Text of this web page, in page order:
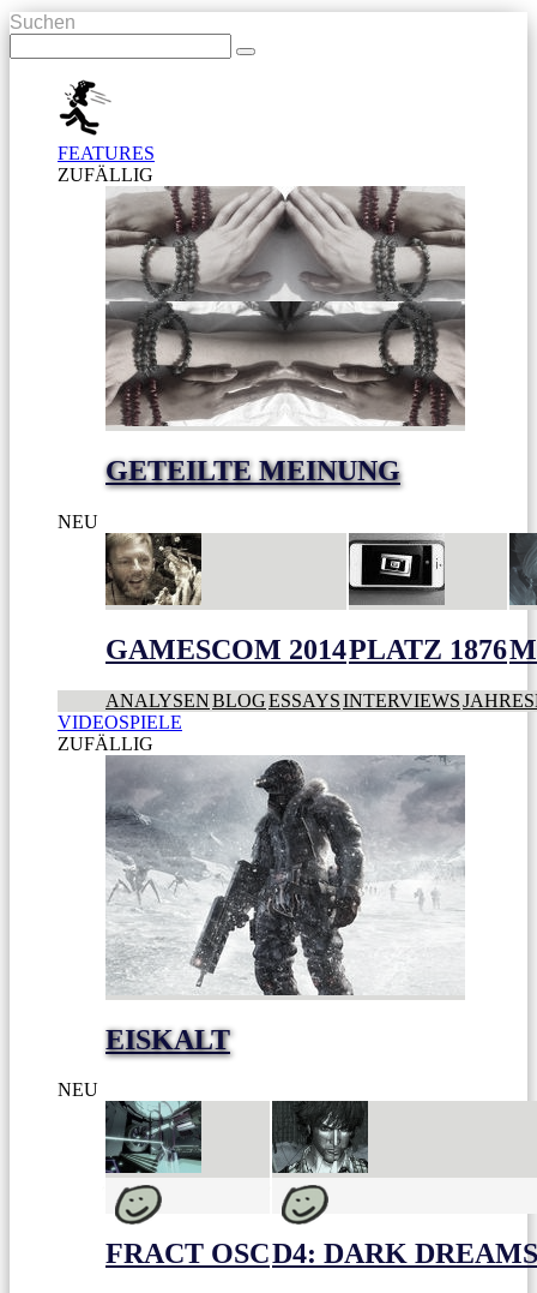
Suchen
FEATURES
ZUFÄLLIG
GETEILTE MEINUNG
NEU
GAMESCOM 2014PLATZ 1876
ANALYSENBLOGESSAYSINTERVIEWS
VIDEOSPIELE
ZUFÄLLIG
EISKALT
NEU
FRACT OSCD4: DARK